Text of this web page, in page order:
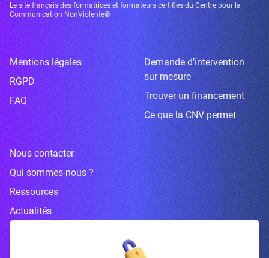
Le site français des formatrices et formateurs certifiés du Centre pour la
Communication NonViolente®
Mentions légales
RGPD
FAQ
Demande d’intervention
sur mesure
Trouver un financement
Ce que la CNV permet
Nous contacter
Qui sommes-nous ?
Ressources
Actualités
Inscrivez-vous à la newsletter